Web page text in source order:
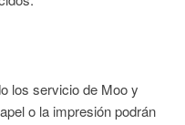
los servicio de Moo y
o la impresión podrán